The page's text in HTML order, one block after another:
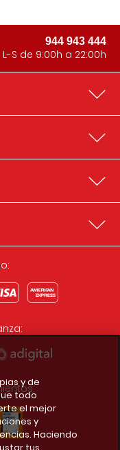
944 943 444
L-S de 9:00h a 22:00h
y de
todo
el mejor
y
Haciendo
tus